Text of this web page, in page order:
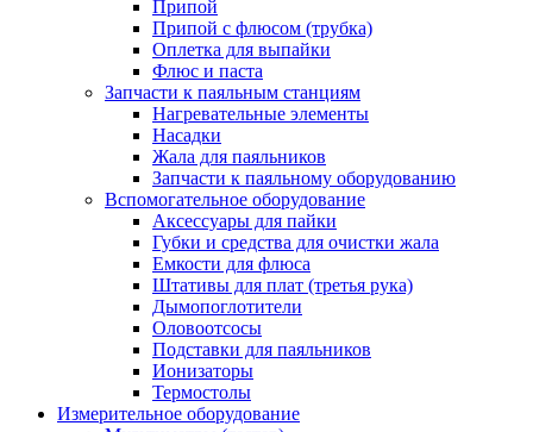
Припой
Припой с флюсом (трубка)
Оплетка для выпайки
Флюс и паста
Запчасти к паяльным станциям
Нагревательные элементы
Насадки
Жала для паяльников
Запчасти к паяльному оборудованию
Вспомогательное оборудование
Аксессуары для пайки
Губки и средства для очистки жала
Емкости для флюса
Штативы для плат (третья рука)
Дымопоглотители
Оловоотсосы
Подставки для паяльников
Ионизаторы
Термостолы
Измерительное оборудование